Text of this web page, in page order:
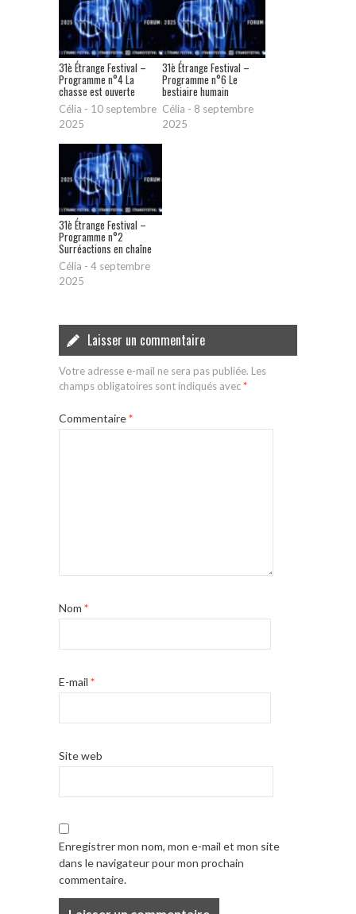
31è Étrange Festival –
Programme n°4 La
chasse est ouverte
Célia - 10 septembre
2025
31è Étrange Festival –
Programme n°6 Le
bestiaire humain
Célia - 8 septembre
2025
31è Étrange Festival –
Programme n°2
Surréactions en chaîne
Célia - 4 septembre
2025
Laisser un commentaire
Votre adresse e-mail ne sera pas publiée. Les
champs obligatoires sont indiqués avec*
Commentaire*
Nom *
E-mail *
Site web
Enregistrer mon nom, mon e-mail et mon site
dans le navigateur pour mon prochain
commentaire.